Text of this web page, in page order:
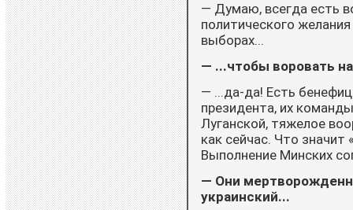
— Думаю, всегда есть
политического
выборах...
— ...чтобы воровать
— ...да-да! Есть
президента, их
Луганской, тяжелое
как сейчас. Что значит
Выполнение Минских
— Они
украинский...